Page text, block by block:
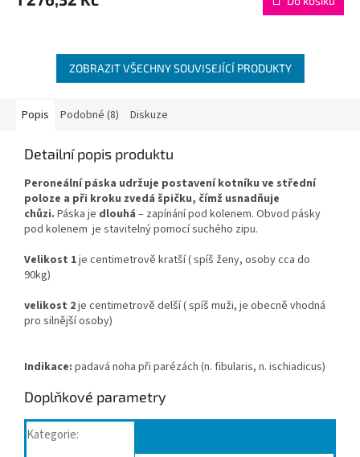
ZOBRAZIT VŠECHNY SOUVISEJÍCÍ PRODUKTY
Popis Podobné (8) Diskuze
Detailní popis produktu
Peroneální páska udržuje postavení kotníku ve střední
poloze a při kroku zvedá špičku, čímž usnadňuje
chůzi. Páska je dlouhá – zapínání pod kolenem. Obvod pásky
pod kolenem je stavitelný pomocí suchého zipu.
Velikost 1je centimetrově kratší ( spíš ženy, osoby cca do
90kg)
velikost 2je centimetrově delší ( spíš muži, je obecně vhodná
pro silnější osoby)
Indikace: padavá noha při parézách (n. fibularis, n. ischiadicus)
Doplňkové parametry
Kategorie: